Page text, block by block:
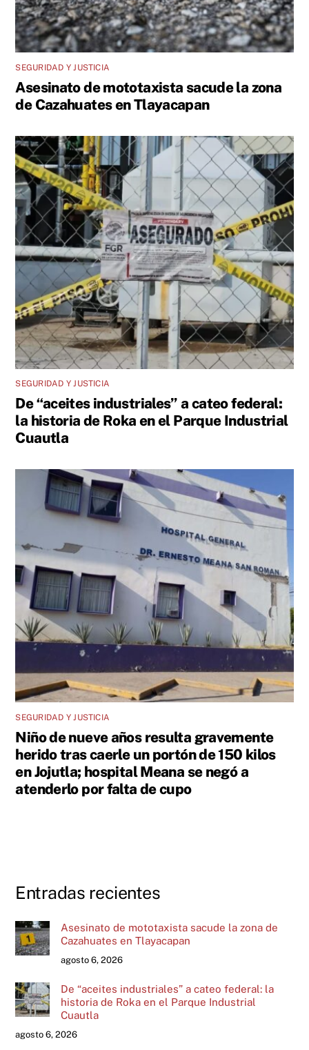
SEGURIDAD Y JUSTICIA
Asesinato de mototaxista sacude la zona
de Cazahuates en Tlayacapan
SEGURIDAD Y JUSTICIA
De “aceites industriales” a cateo federal:
la historia de Roka en el Parque Industrial
Cuautla
SEGURIDAD Y JUSTICIA
Niño de nueve años resulta gravemente
herido tras caerle un portón de 150 kilos
en Jojutla; hospital Meana se negó a
atenderlo por falta de cupo
Entradas recientes
Asesinato de mototaxista sacude la zona de
Cazahuates en Tlayacapan
agosto 6, 2026
De “aceites industriales” a cateo federal: la
historia de Roka en el Parque Industrial
Cuautla
agosto 6, 2026